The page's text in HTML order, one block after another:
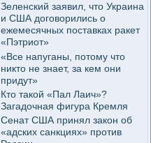
Зеленский заявил, что Украина
и США договорились о
ежемесячных поставках ракет
«Пэтриот»
«Все напуганы, потому что
никто не знает, за кем они
придут»
Кто такой «Пал Лаич»?
Загадочная фигура Кремля
Сенат США принял закон об
«адских санкциях» против